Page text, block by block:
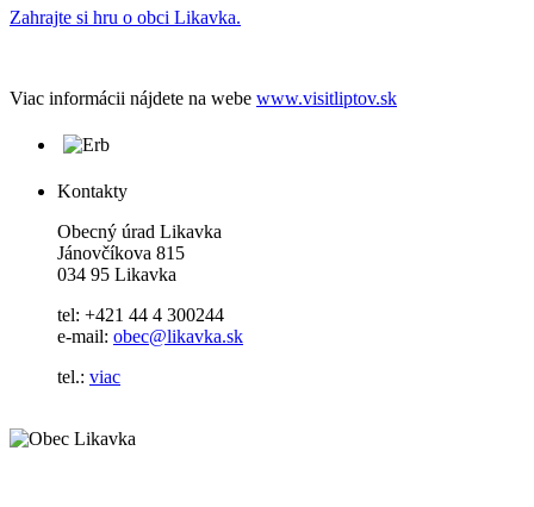
Zahrajte si hru o obci Likavka.
Viac informácii nájdete na webe www.visitliptov.sk
Kontakty
Obecný úrad Likavka
Jánovčíkova 815
034 95 Likavka
tel: +421 44 4 300244
e-mail: obec@likavka.sk
tel.: viac